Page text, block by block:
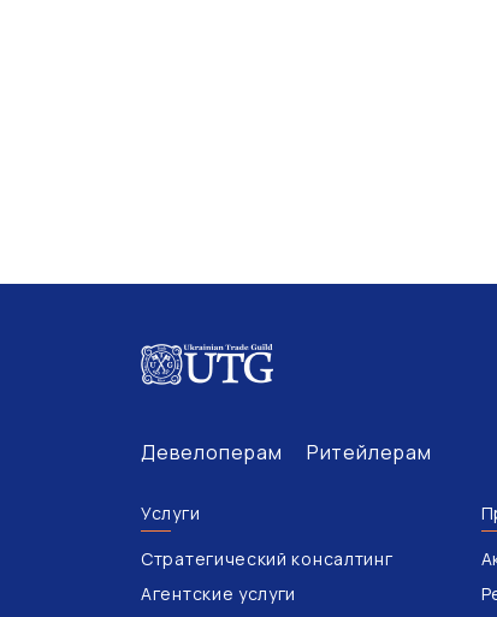
Девелоперам Ритейлерам
Услуги
Стратегический консалтинг
Агентские услуги